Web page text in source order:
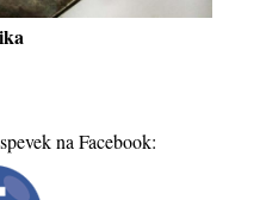
na Facebook: